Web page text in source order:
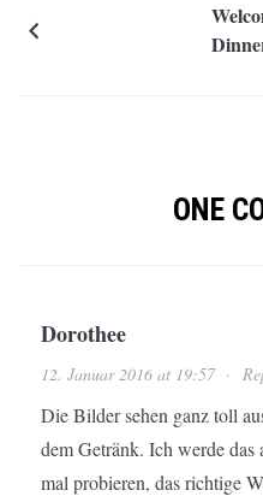
ONE
Dorothee
12. Januar 2016 at 19:57·
Die Bilder sehen ganz toll
dem Getränk. Ich werde das
mal probieren, das richtige